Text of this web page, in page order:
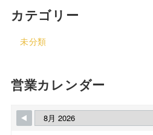
カテゴリー
未分類
営業カレンダー